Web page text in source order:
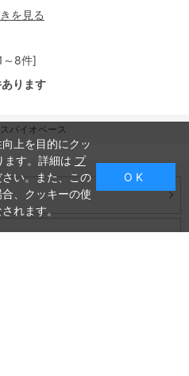
を見る
～8件]
ります
バイオベース
上を目的にクッ
ます。詳細は プ
い。また、この
、クッキーの使
れます。
O K